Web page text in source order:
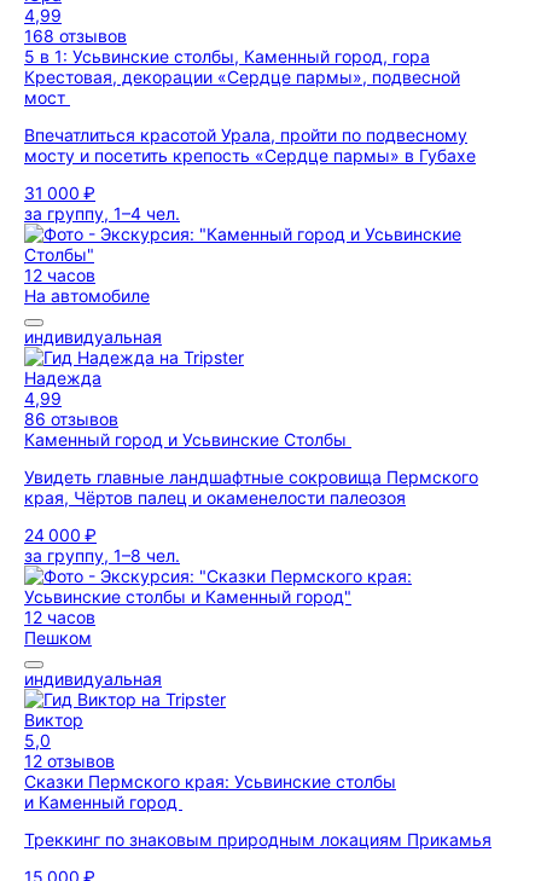
4,99
168 отзывов
5 в 1: Усьвинские столбы, Каменный город, гора
Крестовая, декорации «Сердце пармы», подвесной
мост
Впечатлиться красотой Урала, пройти по подвесному
мосту и посетить крепость «Сердце пармы» в Губахе
31 000 ₽
за группу, 1–4 чел.
12 часов
На автомобиле
индивидуальная
Надежда
4,99
86 отзывов
Каменный город и Усьвинские Столбы
Увидеть главные ландшафтные сокровища Пермского
края, Чёртов палец и окаменелости палеозоя
24 000 ₽
за группу, 1–8 чел.
12 часов
Пешком
индивидуальная
Виктор
5,0
12 отзывов
Сказки Пермского края: Усьвинские столбы
и Каменный город
Треккинг по знаковым природным локациям Прикамья
15 000 ₽